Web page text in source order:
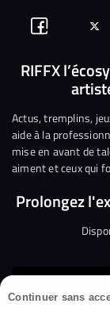
Continuer sans
Suivez-
nous
RIFFX
Actus, tremplins,
aide à la
mise en avant de
aiment et ceux qui
Prolongez